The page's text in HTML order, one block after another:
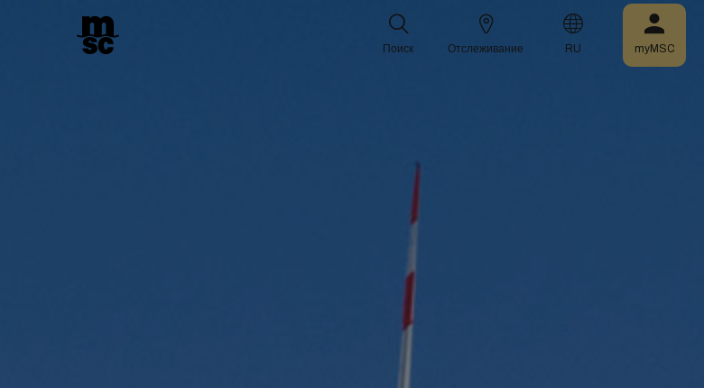
Поиск Отслеживание RU myMSC